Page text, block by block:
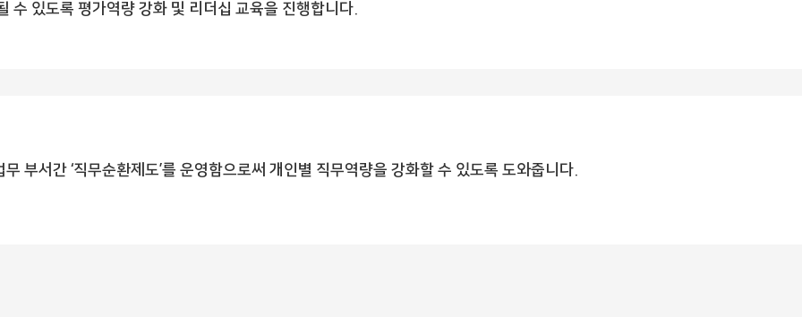
수 있도록 평가역량 강화 및 리더십 교육을 진행합니다.
무 부서간 ‘직무순환제도’를 운영함으로써 개인별 직무역량을 강화할 수 있도록 도와줍니다.